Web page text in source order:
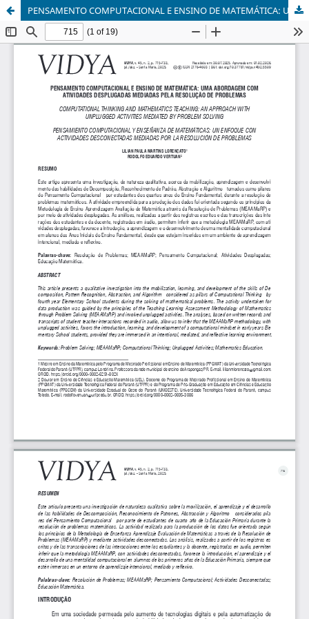
PENSAMENTO COMPUTACIONAL E ENSINO DE MATEMÁTICA: UMA ABORDAGEM COM ATIVIDADES DESPLUGADAS MEDIADAS PELA RESOLUÇÃO DE PROBLEMAS